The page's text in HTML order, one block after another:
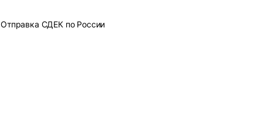
Отправка СДЕК по России